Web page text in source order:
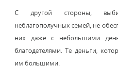
С другой стороны,
неблагополучных семей, не
них даже с небольшими
благодетелями. Те деньги,
им большими.